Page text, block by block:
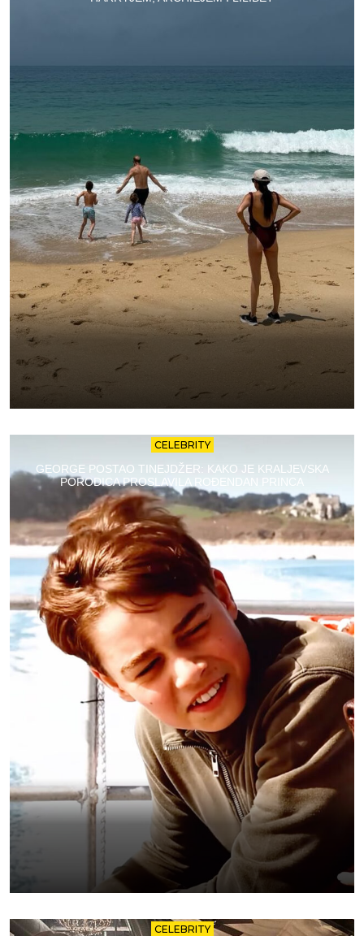
CELEBRITY
GEORGE POSTAO TINEJDŽER: KAKO JE KRALJEVSKA
PORODICA PROSLAVILA ROĐENDAN PRINCA
CELEBRITY